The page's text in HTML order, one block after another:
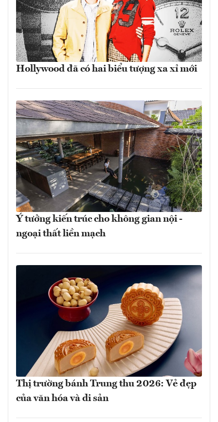
Hollywood đã có hai biểu tượng xa xỉ mới
Ý tưởng kiến trúc cho không gian nội -
ngoại thất liền mạch
Thị trường bánh Trung thu 2026: Vẻ đẹp
của văn hóa và di sản